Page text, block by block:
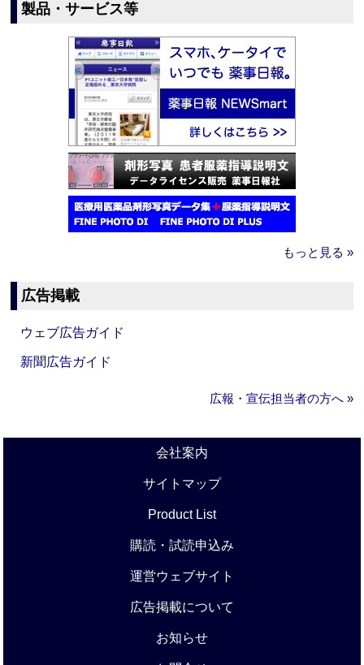
製品・サービス等
もっと見る »
広告掲載
ウェブ広告ガイド
新聞広告ガイド
広報・宣伝担当者の方へ »
会社案内
サイトマップ
Product List
購読・試読申込み
運営ウェブサイト
広告掲載について
お知らせ